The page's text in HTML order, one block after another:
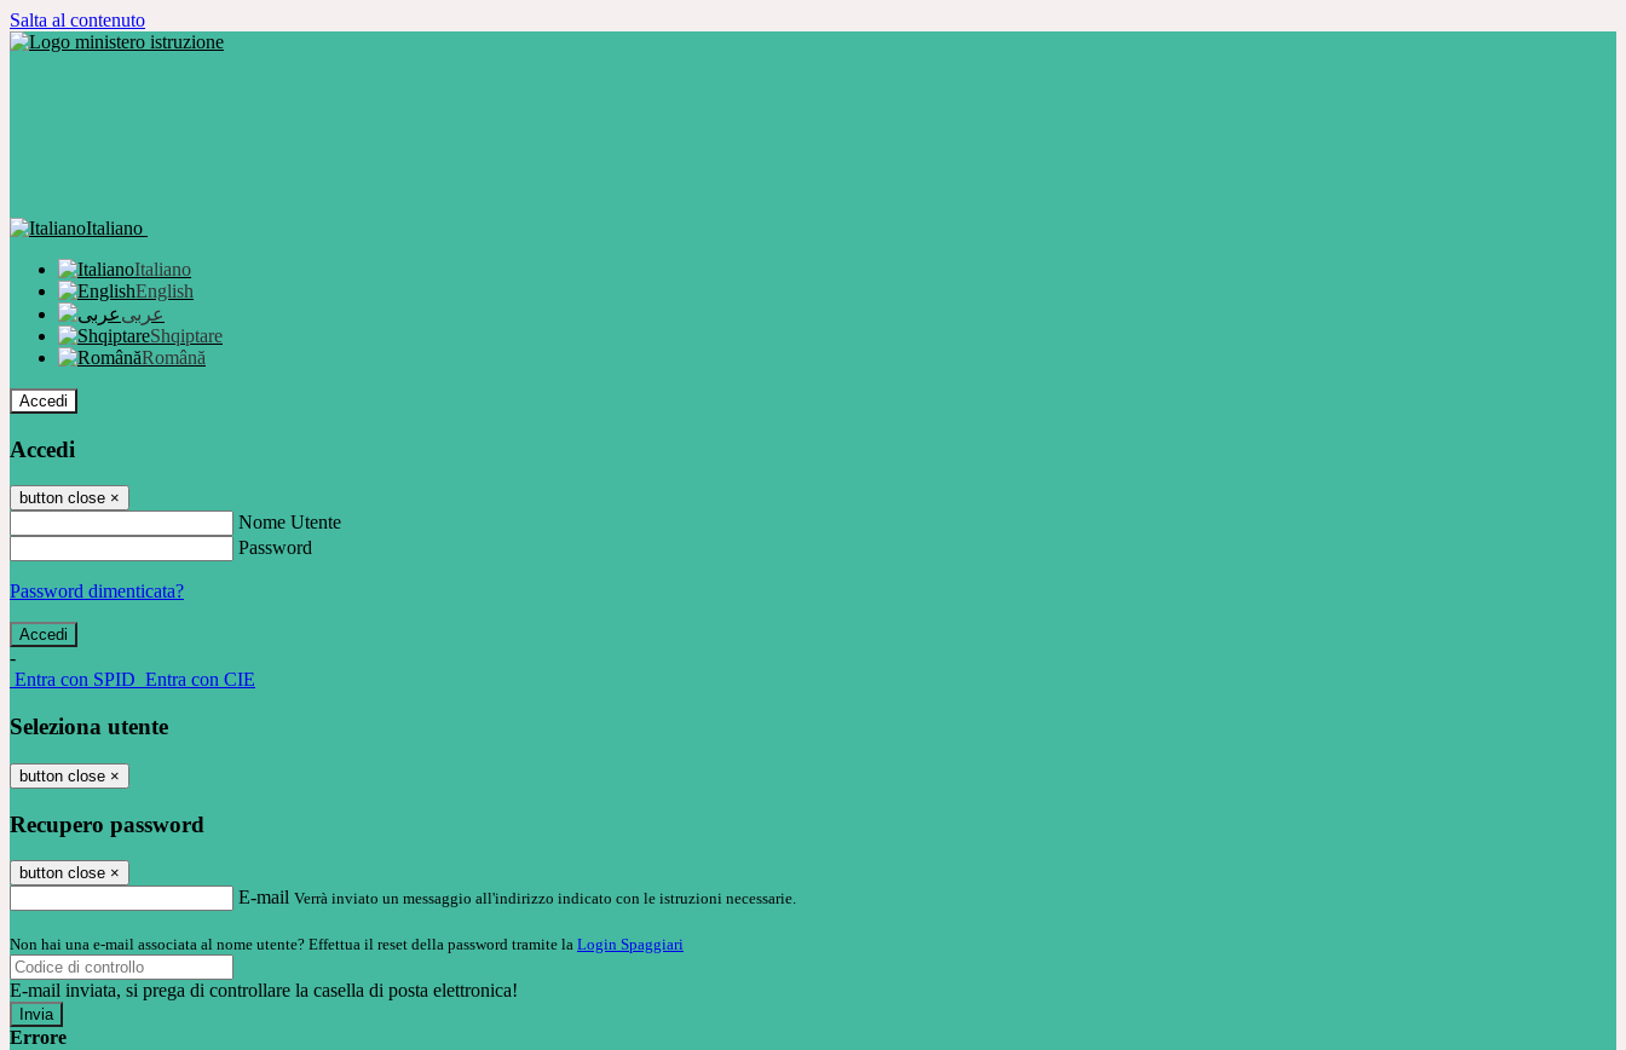
Salta al contenuto
Italiano
Italiano
English
عربى
Shqiptare
Română
Accedi
Accedi
button close ×
Nome Utente
Password
Password dimenticata?
-
Entra con SPID Entra con CIE
Seleziona utente
button close ×
Recupero password
button close ×
E-mail Verrà inviato un messaggio all'indirizzo indicato con le istruzioni necessarie.
Non hai una e-mail associata al nome utente? Effettua il reset della password tramite la Login Spaggiari
E-mail inviata, si prega di controllare la casella di posta elettronica!
Errore